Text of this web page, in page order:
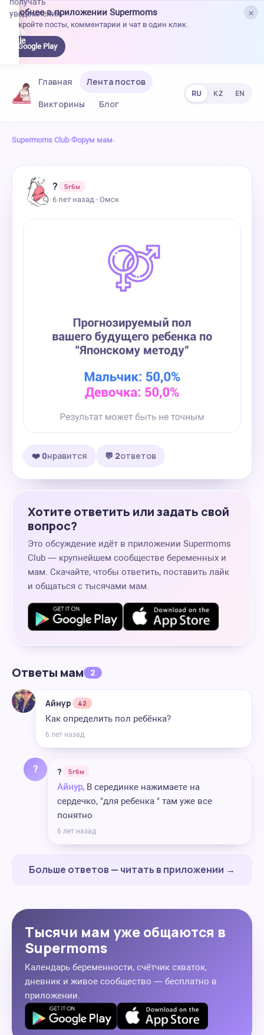
×
Удобнее в приложении Supermoms
Откройте посты, комментарии и чат в один клик.
Google Play
уведомления.
Главная
Лента постов
Викторины
Блог
RU KZ EN
Supermoms Club›Форум мам›
?
5г6м
6 лет назад · Омск
❤️ 0нравится 💬 2ответов
Хотите ответить или задать свой
вопрос?
Это обсуждение идёт в приложении Supermoms
Club — крупнейшем сообществе беременных и
мам. Скачайте, чтобы ответить, поставить лайк
и общаться с тысячами мам.
Ответы мам 2
Айнур 42
Как определить пол ребёнка?
6 лет назад
? ? 5г6м
Айнур, В серединке нажимаете на
сердечко, "для ребенка " там уже все
понятно
6 лет назад
Больше ответов — читать в приложении →
Тысячи мам уже общаются в
Supermoms
Календарь беременности, счётчик схваток,
дневник и живое сообщество — бесплатно в
приложении.